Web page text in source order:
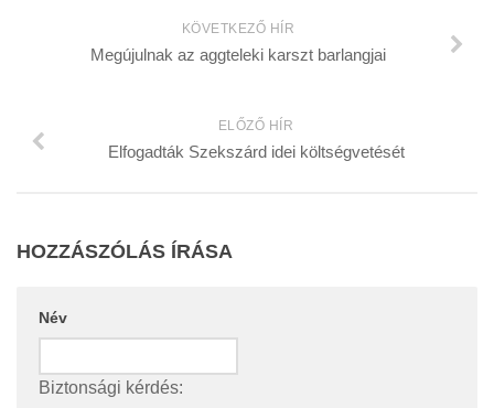
KÖVETKEZŐ HÍR
Megújulnak az aggteleki karszt barlangjai
ELŐZŐ HÍR
Elfogadták Szekszárd idei költségvetését
HOZZÁSZÓLÁS ÍRÁSA
Név
Biztonsági kérdés: